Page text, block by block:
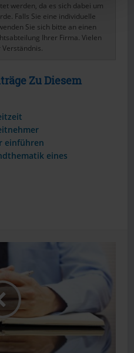
werden, da es sich dabei um
Falls Sie eine individuelle
Sie sich bitte an einen
Ihrer Firma. Vielen
Zu Diesem
einführen
eines